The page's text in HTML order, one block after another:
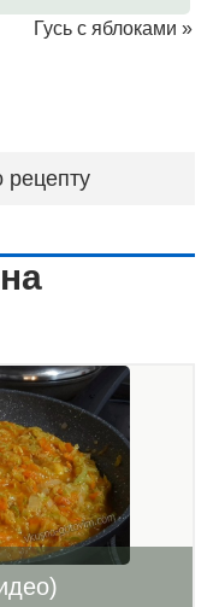
Гусь с яблоками »
рецепту